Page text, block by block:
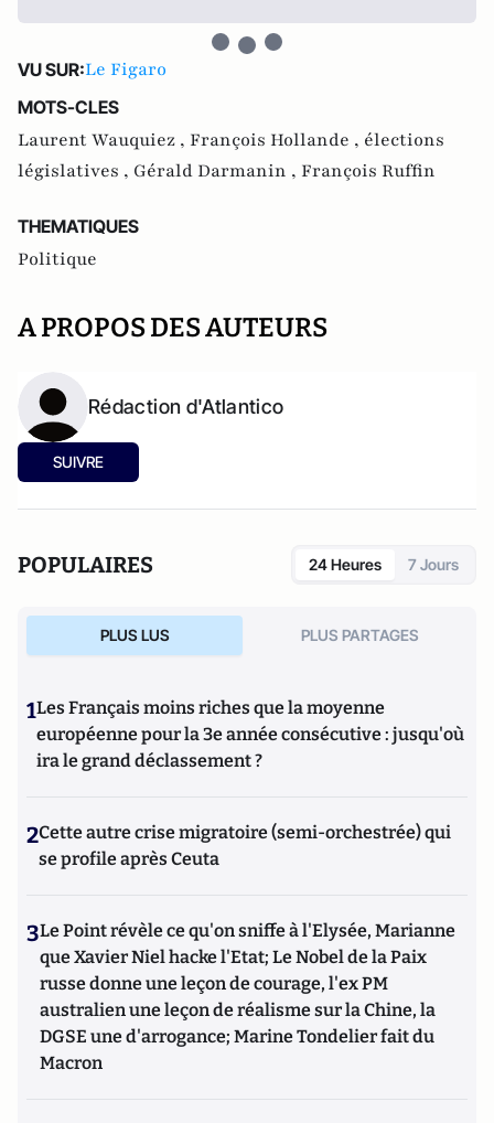
VU SUR:Le Figaro
MOTS-CLES
Laurent Wauquiez , François Hollande , élections
législatives , Gérald Darmanin , François Ruffin
THEMATIQUES
Politique
A PROPOS DES AUTEURS
Rédaction d'Atlantico
SUIVRE
POPULAIRES 24 Heures 7 Jours
PLUS LUS PLUS PARTAGES
1Les Français moins riches que la moyenne
européenne pour la 3e année consécutive : jusqu'où
ira le grand déclassement ?
2Cette autre crise migratoire (semi-orchestrée) qui
se profile après Ceuta
3Le Point révèle ce qu'on sniffe à l'Elysée, Marianne
que Xavier Niel hacke l'Etat; Le Nobel de la Paix
russe donne une leçon de courage, l'ex PM
australien une leçon de réalisme sur la Chine, la
DGSE une d'arrogance; Marine Tondelier fait du
Macron